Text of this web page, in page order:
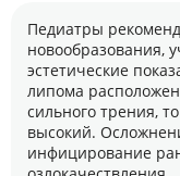
Педиатры
новообразования,
эстетические
липома
сильного трения,
высокий.
инфицирование